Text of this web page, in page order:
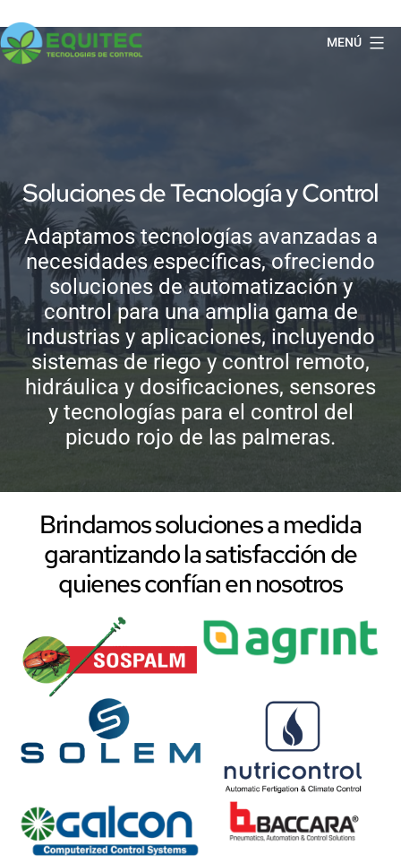
al
contenido
EQUITEC
MENÚ
Soluciones de Tecnología y Control
Adaptamos tecnologías avanzadas a
necesidades específicas, ofreciendo
soluciones de automatización y
control para una amplia gama de
industrias y aplicaciones, incluyendo
sistemas de riego y control remoto,
hidráulica y dosificaciones, sensores
y tecnologías para el control del
picudo rojo de las palmeras.
Brindamos soluciones a medida
garantizando la satisfacción de
quienes confían en nosotros